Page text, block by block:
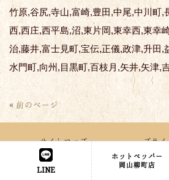
竹原,谷尻,寺山,富崎,豊田,中尾,中川町,
西,西庄,西平島,沼,東片岡,東幸西,東幸
治,藤井,富士見町,宝伝,正儀,政津,升田,
水門町,向州,目黒町,百枝月,矢井,矢津,
« 前のページ
サイトマップ プライ
特定商取引法に基づく表記
LINE
ホットペッパー
岡山柳町店